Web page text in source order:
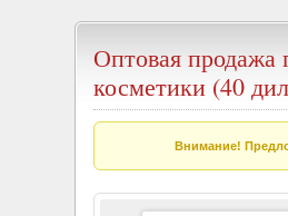
Оптовая продажа
косметики (40
Внимание!